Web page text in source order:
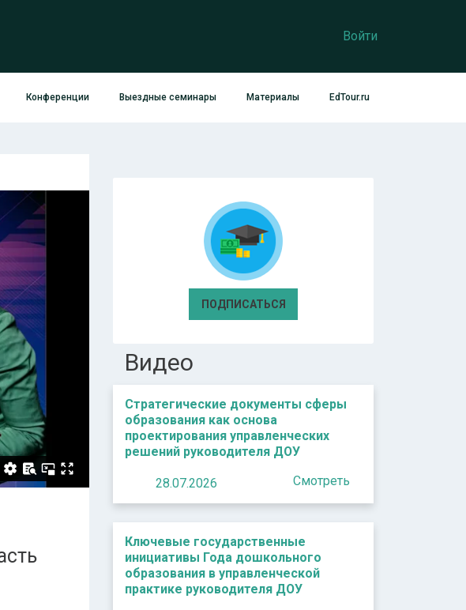
Войти
Конференции Выездные семинары Материалы EdTour.ru
ПОДПИСАТЬСЯ
Видео
Стратегические документы сферы
образования как основа
проектирования управленческих
решений руководителя ДОУ
28.07.2026 Смотреть
Ключевые государственные
инициативы Года дошкольного
образования в управленческой
практике руководителя ДОУ